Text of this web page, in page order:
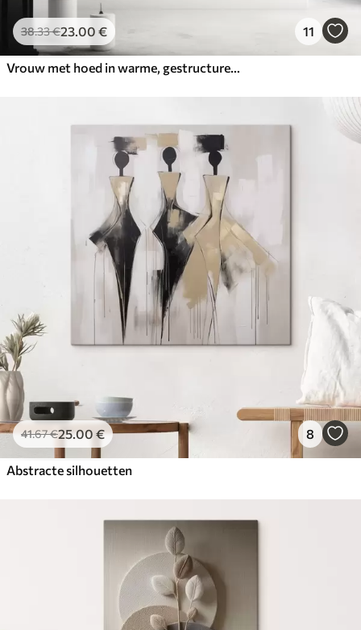
38.33€23.00 € 11
Vrouw met hoed in warme, gestructureerde penseelstreken
41.67€25.00 € 8
Abstracte silhouetten